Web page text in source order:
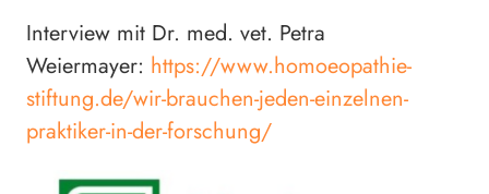
Interview mit Dr. med. vet. Petra
Weiermayer: https://www.homoeopathie-
stiftung.de/wir-brauchen-jeden-einzelnen-
praktiker-in-der-forschung/